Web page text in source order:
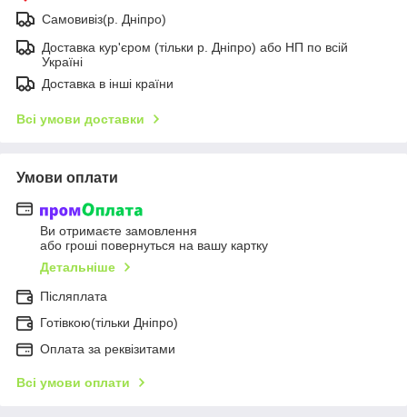
Самовивіз(р. Дніпро)
Доставка кур'єром (тільки р. Дніпро) або НП по всій
Україні
Доставка в інші країни
Всі умови доставки
Умови оплати
Ви отримаєте замовлення
або гроші повернуться на вашу картку
Детальніше
Післяплата
Готівкою(тільки Дніпро)
Оплата за реквізитами
Всі умови оплати